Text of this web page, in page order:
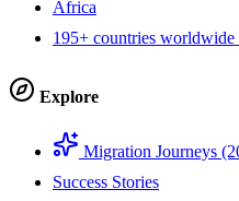
Africa
195+ countries
Explore
Migration Journeys
Success Stories